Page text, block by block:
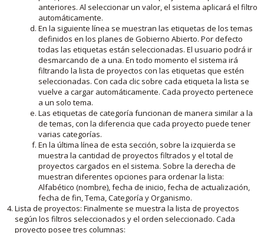
anteriores. Al seleccionar un valor, el sistema aplicará el filtro
automáticamente.
En la siguiente línea se muestran las etiquetas de los temas
definidos en los planes de Gobierno Abierto. Por defecto
todas las etiquetas están seleccionadas. El usuario podrá ir
desmarcando de a una. En todo momento el sistema irá
filtrando la lista de proyectos con las etiquetas que estén
seleccionadas. Con cada clic sobre cada etiqueta la lista se
vuelve a cargar automáticamente. Cada proyecto pertenece
a un solo tema.
Las etiquetas de categoría funcionan de manera similar a la
de temas, con la diferencia que cada proyecto puede tener
varias categorías.
En la última línea de esta sección, sobre la izquierda se
muestra la cantidad de proyectos filtrados y el total de
proyectos cargados en el sistema. Sobre la derecha de
muestran diferentes opciones para ordenar la lista:
Alfabético (nombre), fecha de inicio, fecha de actualización,
fecha de fin, Tema, Categoría y Organismo.
Lista de proyectos: Finalmente se muestra la lista de proyectos
según los filtros seleccionados y el orden seleccionado. Cada
proyecto posee tres columnas: